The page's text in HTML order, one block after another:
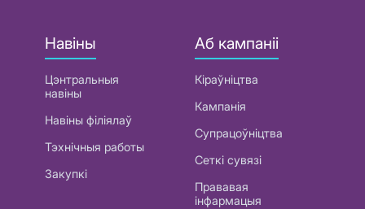
Навіны
Цэнтральныя
навіны
Навіны філіялаў
Тэхнічныя работы
Закупкі
Аб кампаніі
Кіраўніцтва
Кампанія
Супрацоўніцтва
Сеткі сувязі
Прававая
інфармацыя